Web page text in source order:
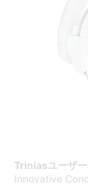
Triniasユーザ
Innovative